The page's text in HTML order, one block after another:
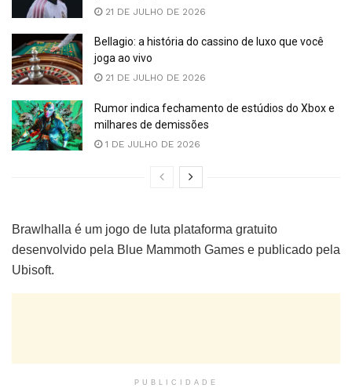
21 DE JULHO DE 2026
Bellagio: a história do cassino de luxo que você
joga ao vivo
21 DE JULHO DE 2026
Rumor indica fechamento de estúdios do Xbox e
milhares de demissões
1 DE JULHO DE 2026
Brawlhalla é um jogo de luta plataforma gratuito
desenvolvido pela Blue Mammoth Games e publicado pela
Ubisoft.
PUBLICIDADE